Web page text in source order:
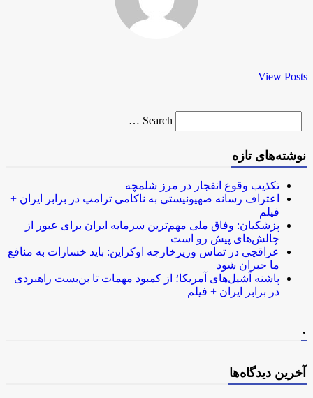
View Posts
for
Search …
نوشته‌های تازه
تکذیب وقوع انفجار در مرز شلمچه
اعتراف رسانه صهیونیستی به ناکامی ترامپ در برابر ایران +
فیلم
پزشکیان: وفاق ملی مهم‌ترین سرمایه ایران برای عبور از
چالش‌های پیش رو است
عراقچی در تماس وزیرخارجه اوکراین: باید خسارات به منافع
ما جبران شود
پاشنه آشیل‌های آمریکا؛ از کمبود مهمات تا بن‌بست راهبردی
در برابر ایران + فیلم
آخرین دیدگاه‌ها